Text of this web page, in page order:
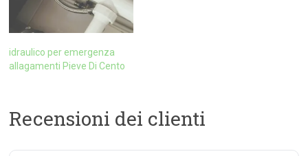
idraulico per emergenza
allagamenti Pieve Di Cento
Recensioni dei clienti